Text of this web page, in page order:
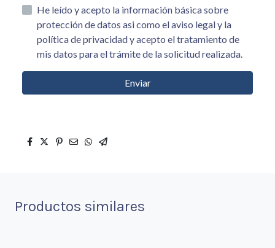
He leído y acepto la información básica sobre
protección de datos asi como el aviso legal y la
política de privacidad y acepto el tratamiento de
mis datos para el trámite de la solicitud realizada.
Enviar
Productos similares